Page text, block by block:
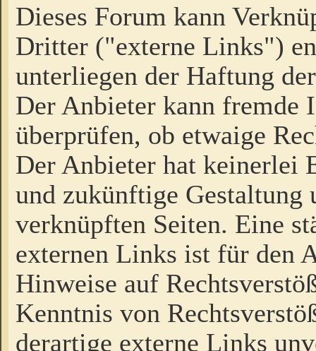
Dieses Forum kann
Dritter ("externe Links")
unterliegen der Haftung
Der Anbieter kann fremde
überprüfen, ob etwaige
Der Anbieter hat keinerlei
und zukünftige Gestaltung
verknüpften Seiten. Eine
externen Links ist für den
Hinweise auf
Kenntnis von
derartige externe Links